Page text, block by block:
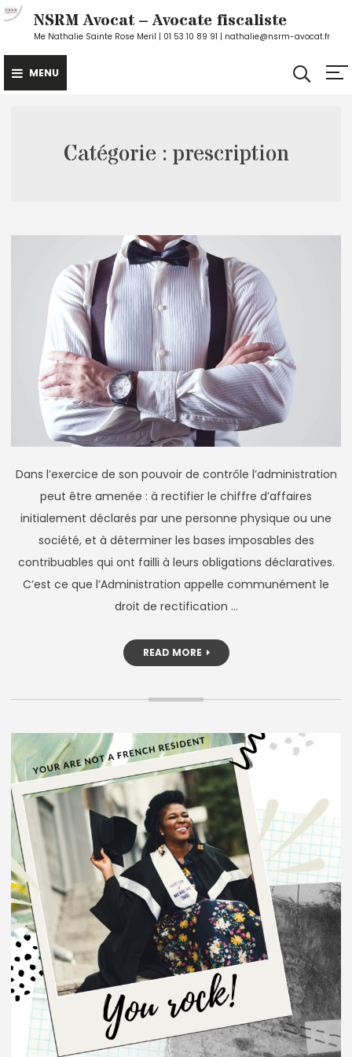
Skip
content
NSRM Avocat – Avocate fiscaliste
Me Nathalie Sainte Rose Meril | 01 53 10 89 91 | nathalie@nsrm-avocat.fr
MENU
Catégorie : prescription
Dans l’exercice de son pouvoir de contrôle l’administration
peut être amenée : à rectifier le chiffre d’affaires
initialement déclarés par une personne physique ou une
société, et à déterminer les bases imposables des
contribuables qui ont failli à leurs obligations déclaratives.
C’est ce que l’Administration appelle communément le
droit de rectification …
READ MORE